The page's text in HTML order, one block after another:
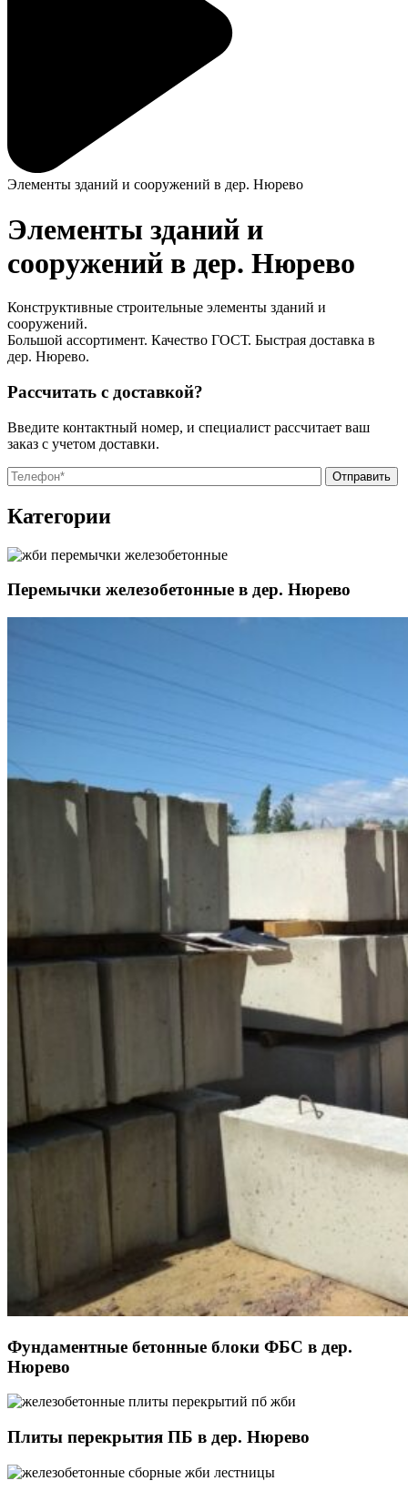
Элементы зданий и сооружений в дер. Нюрево
Элементы зданий и
сооружений в дер. Нюрево
Конструктивные строительные элементы зданий и
сооружений.
Большой ассортимент. Качество ГОСТ. Быстрая доставка в
дер. Нюрево.
Рассчитать с доставкой?
Введите контактный номер, и специалист рассчитает ваш
заказ с учетом доставки.
Категории
Перемычки железобетонные в дер. Нюрево
Фундаментные бетонные блоки ФБС в дер.
Нюрево
Плиты перекрытия ПБ в дер. Нюрево